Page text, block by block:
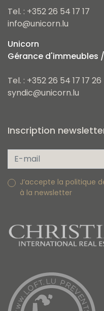
Tel. : +352 26 54 17 17
info@unicorn.lu
Unicorn
Gérance d'immeubles
Tel. : +352 26 54 17 17 26
syndic@unicorn.lu
Inscription
J’accepte la politique
à la newsletter